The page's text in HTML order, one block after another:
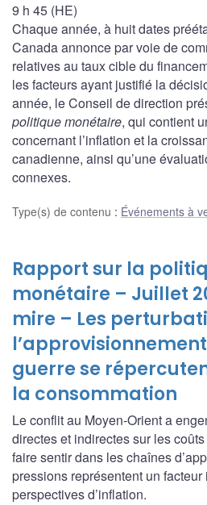
9 h 45 (HE)
Chaque année, à huit dates
Canada annonce par voie de
relatives au taux cible du
les facteurs ayant justifié la
année, le Conseil de direction
politique monétaire, qui contient
concernant l’inflation et la
canadienne, ainsi qu’une
connexes.
Type(s) de contenu : Événements à
Rapport sur la
monétaire – Juillet
mire – Les
guerre se
la consommation
Le conflit au Moyen-Orient a
directes et indirectes sur les
faire sentir dans les chaînes
pressions représentent un
perspectives d’inflation.